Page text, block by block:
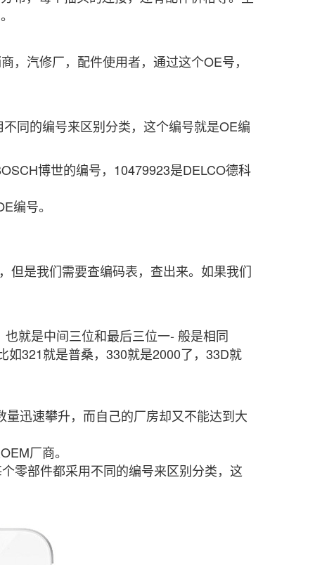
汽修厂，配件使用者，通过这个OE号，
同的编号来区别分类，这个编号就是OE编
博世的编号，10479923是DELCO德科
编号。
是我们需要查编码表，查出来。如果我们
就是中间三位和最后三位一- 般是相同
如321就是普桑，330就是2000了，33D就
迅速攀升，而自己的厂房却又不能达到大
厂商。
零部件都采用不同的编号来区别分类，这